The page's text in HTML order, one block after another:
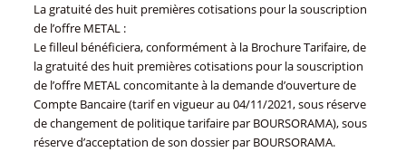
La gratuité des huit premières cotisations pour la souscription
de l’offre METAL :
Le filleul bénéficiera, conformément à la Brochure Tarifaire, de
la gratuité des huit premières cotisations pour la souscription
de l’offre METAL concomitante à la demande d’ouverture de
Compte Bancaire (tarif en vigueur au 04/11/2021, sous réserve
de changement de politique tarifaire par BOURSORAMA), sous
réserve d’acceptation de son dossier par BOURSORAMA.